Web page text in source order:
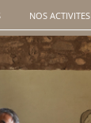
NOS ACTIVITES